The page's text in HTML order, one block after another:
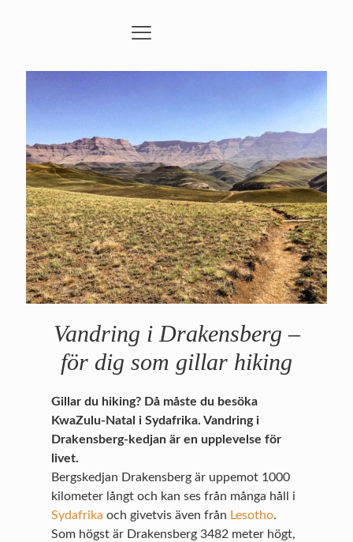
Vandring i Drakensberg –
för dig som gillar hiking
Gillar du hiking? Då måste du besöka
KwaZulu-Natal i Sydafrika. Vandring i
Drakensberg-kedjan är en upplevelse för
livet.
Bergskedjan Drakensberg är uppemot 1000
kilometer långt och kan ses från många håll i
Sydafrika och givetvis även från Lesotho.
Som högst är Drakensberg 3482 meter högt,